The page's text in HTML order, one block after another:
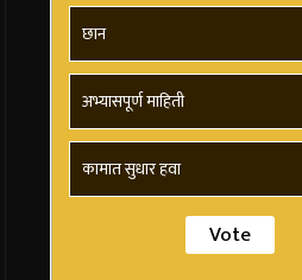
छान
अभ्यासपूर्ण माहिती
कामात सुधार हवा